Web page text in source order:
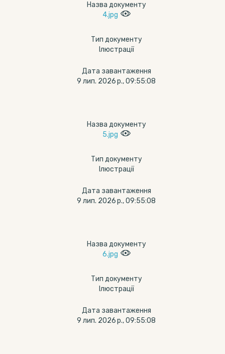
Назва документу
4.jpg
Тип документу
Ілюстрації
Дата завантаження
9 лип. 2026 р., 09:55:08
Назва документу
5.jpg
Тип документу
Ілюстрації
Дата завантаження
9 лип. 2026 р., 09:55:08
Назва документу
6.jpg
Тип документу
Ілюстрації
Дата завантаження
9 лип. 2026 р., 09:55:08